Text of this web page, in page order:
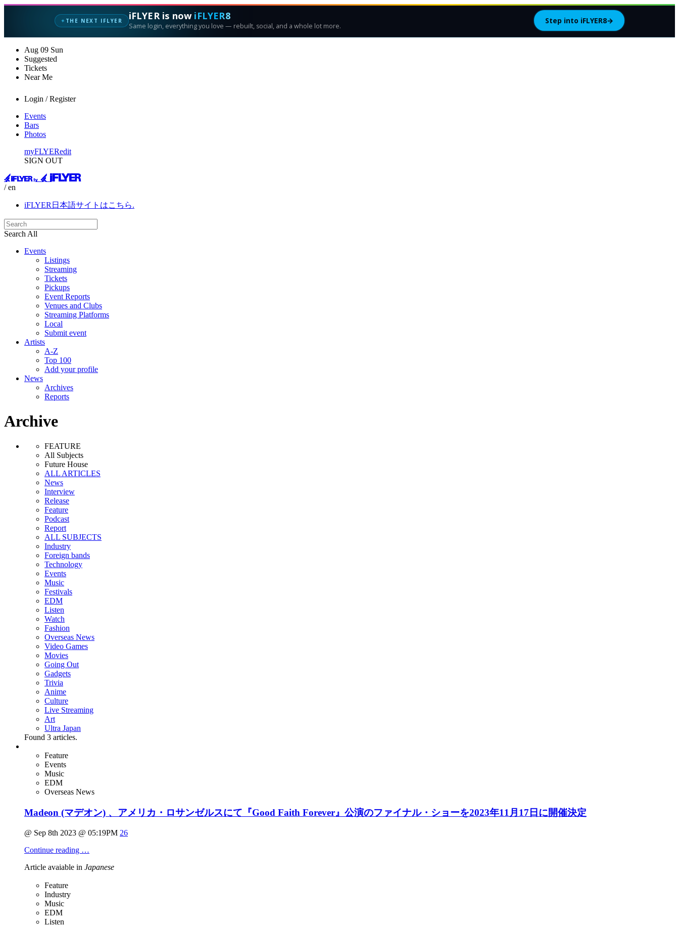
✦ THE NEXT IFLYER iFLYER is now iFLYER8
Same login, everything you love — rebuilt, social, and a whole lot more.
Step into iFLYER8→
Aug 09 Sun
Suggested
Tickets
Near Me
Login / Register
Events
Bars
Photos
myFLYERedit
SIGN OUT
/ en
iFLYER日本語サイトはこちら.
Search All
Events
Listings
Streaming
Tickets
Pickups
Event Reports
Venues and Clubs
Streaming Platforms
Local
Submit event
Artists
A-Z
Top 100
Add your profile
News
Archives
Reports
Archive
FEATURE
All Subjects
Future House
ALL ARTICLES
News
Interview
Release
Feature
Podcast
Report
ALL SUBJECTS
Industry
Foreign bands
Technology
Events
Music
Festivals
EDM
Listen
Watch
Fashion
Overseas News
Video Games
Movies
Going Out
Gadgets
Trivia
Anime
Culture
Live Streaming
Art
Ultra Japan
Found 3 articles.
Feature
Events
Music
EDM
Overseas News
Madeon (マデオン) 、アメリカ・ロサンゼルスにて『Good Faith Forever』公演のファイナル・ショーを2023年11月17日に開催決定
@ Sep 8th 2023 @ 05:19PM 26
Continue reading …
Article avaiable in Japanese
Feature
Industry
Music
EDM
Listen